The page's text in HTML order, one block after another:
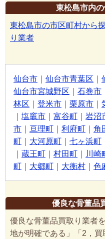
東松島市内
東松島市の市区町村から
り業者
仙台市 仙台市青葉区
仙台市宮城野区
石巻市
林区
登米市 栗原市
塩竈市 富谷町 岩沼
市
亘理町 利府町 角
町
大河原町 七ヶ浜町
蔵王町 村田町 川崎町
町
大郷町 大衡村 色
優良な骨董品
優良な骨董品買取り業者
地が明確である」「2，